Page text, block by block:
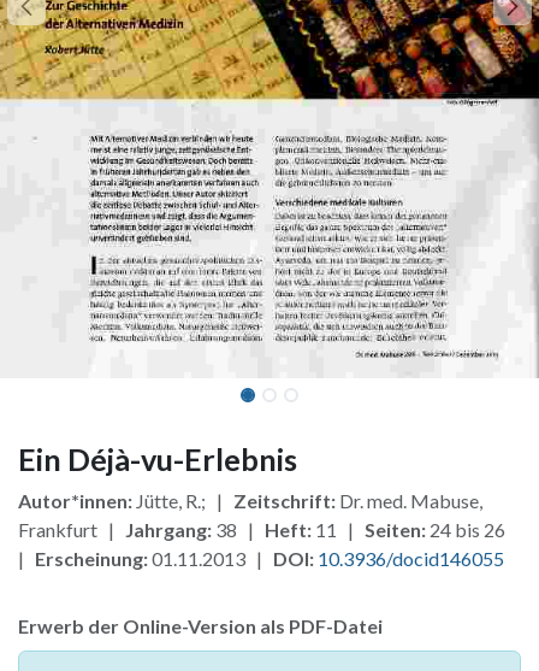
Ein Déjà-vu-Erlebnis
Autor*innen: Jütte, R.; | Zeitschrift: Dr. med. Mabuse,
Frankfurt | Jahrgang: 38 | Heft: 11 | Seiten: 24 bis 26
| Erscheinung:01.11.2013 | DOI: 10.3936/docid146055
Erwerb der Online-Version als PDF-Datei